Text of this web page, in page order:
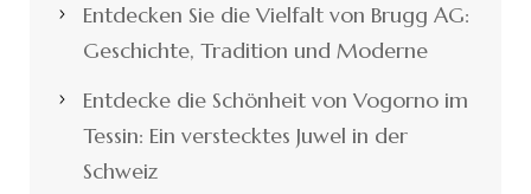
Entdecken Sie die Vielfalt von Brugg AG:
Geschichte, Tradition und Moderne
Entdecke die Schönheit von Vogorno im
Tessin: Ein verstecktes Juwel in der
Schweiz